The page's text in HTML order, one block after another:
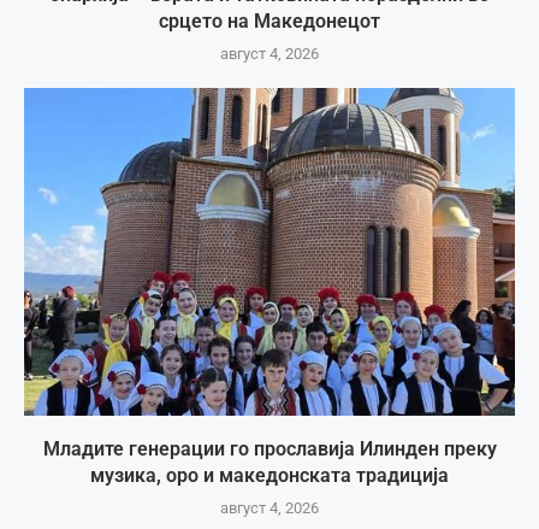
срцето на Македонецот
август 4, 2026
Младите генерации го прославија Илинден преку
музика, оро и македонската традиција
август 4, 2026